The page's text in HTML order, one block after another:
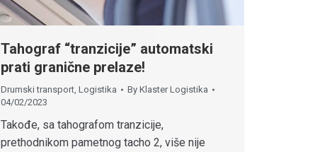
Tahograf “tranzicije” automatski
prati granične prelaze!
Drumski transport Logistika By Klaster Logistika
04/02/2023
Takođe, sa tahografom tranzicije,
prethodnikom pametnog tacho 2, više nije